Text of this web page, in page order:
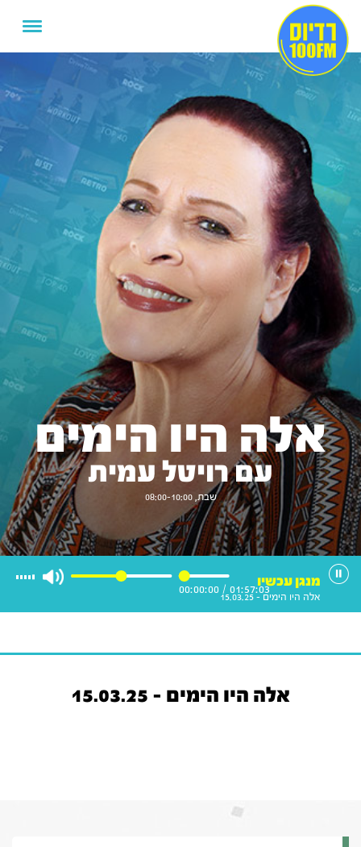
אלה היו הימים
עם רויטל עמית
שבת, 08:00-10:00
01:57:03
/
00:00:00
מנגן עכשיו
אלה היו הימים - 15.03.25
אלה היו הימים - 15.03.25